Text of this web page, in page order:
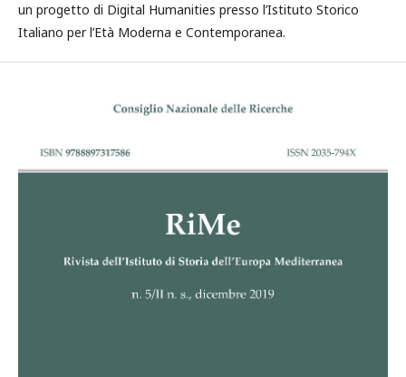
un progetto di Digital Humanities presso l’Istituto Storico
Italiano per l’Età Moderna e Contemporanea.